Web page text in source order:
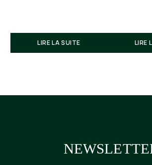
LIRE LA SUITE LIRE